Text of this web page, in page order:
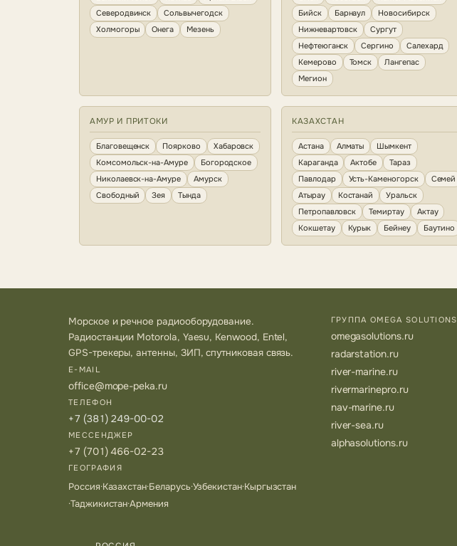
Северодвинск
Сольвычегодск
Холмогоры
Онега Мезень
Бийск
Барнаул
Новосибирск
Нижневартовск
Сургут
Нефтеюганск
Сергино
Салехард
Кемерово
Томск
Лангепас
Мегион
АМУР И ПРИТОКИ
Благовещенск Поярково
Хабаровск
Комсомольск-на-Амуре
Богородское
Николаевск-на-Амуре
Амурск
Свободный
Зея Тында
КАЗАХСТАН
Астана Алматы
Шымкент
Караганда
Актобе
Тараз
Павлодар
Усть-Каменогорск
Семей
Атырау
Костанай
Уральск
Петропавловск
Темиртау
Актау
Кокшетау
Курык Бейнеу Баутино
Морское и речное радиооборудование.
Радиостанции Motorola, Yaesu, Kenwood, Entel,
GPS-трекеры, антенны, ЗИП, спутниковая связь.
E-MAIL
office@mope-peka.ru
ТЕЛЕФОН
+7 (381) 249-00-02
МЕССЕНДЖЕР
+7 (701) 466-02-23
ГЕОГРАФИЯ
Россия·Казахстан·Беларусь·Узбекистан·Кыргызстан
·Таджикистан·Армения
ГРУППА OMEGA SOLUTIONS
omegasolutions.ru
radarstation.ru
river-marine.ru
rivermarinepro.ru
nav-marine.ru
river-sea.ru
alphasolutions.ru